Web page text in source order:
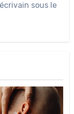
sous le